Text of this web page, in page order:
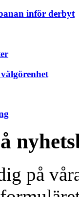
inför derbyt
på